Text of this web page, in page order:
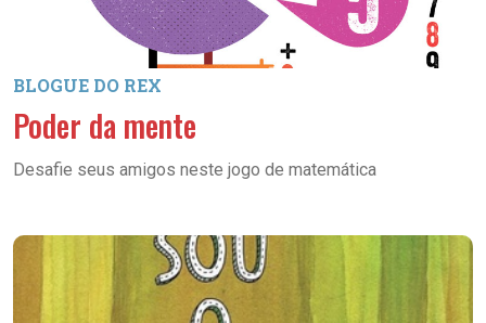
BLOGUE DO REX
Poder da mente
Desafie seus amigos neste jogo de matemática